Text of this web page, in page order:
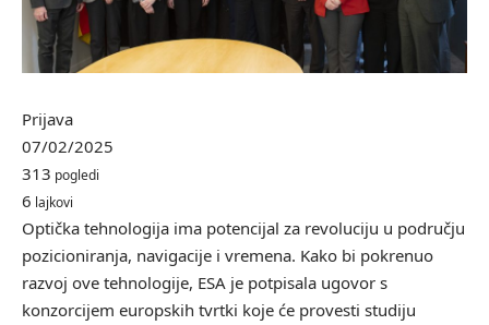
Prijava
07/02/2025
313 pogledi
6 lajkovi
Optička tehnologija ima potencijal za revoluciju u području
pozicioniranja, navigacije i vremena. Kako bi pokrenuo
razvoj ove tehnologije, ESA je potpisala ugovor s
konzorcijem europskih tvrtki koje će provesti studiju